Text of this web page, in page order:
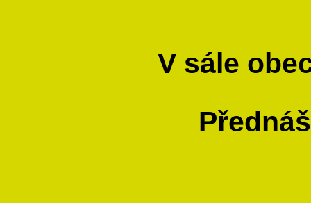
V sále